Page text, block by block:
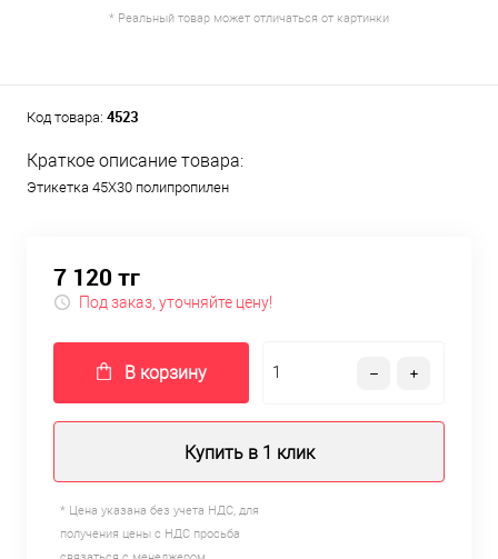
* Реальный товар может отличаться от картинки
Код товара: 4523
Краткое описание товара:
Этикетка 45Х30 полипропилен
7 120 тг
Под заказ, уточняйте цену!
В корзину
Купить в 1 клик
* Цена указана без учета НДС, для
получения цены с НДС просьба